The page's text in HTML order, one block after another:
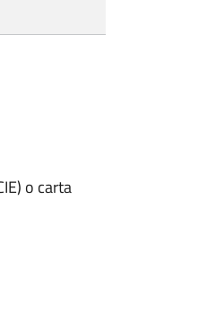
o carta